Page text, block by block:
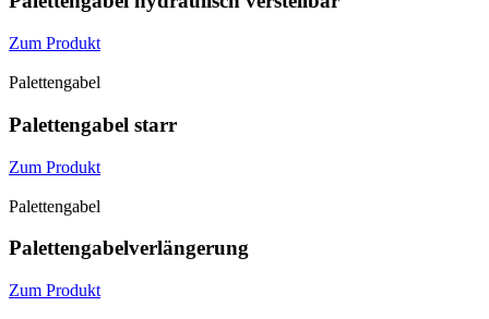
Zum Produkt
Palettengabel
Palettengabel starr
Zum Produkt
Palettengabel
Palettengabel­verlängerung
Zum Produkt